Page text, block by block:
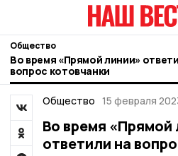
Общество
Во время «Прямой линии» ответили на
вопрос котовчанки
Общество 15 февраля
Во время «Прямой
ответили на